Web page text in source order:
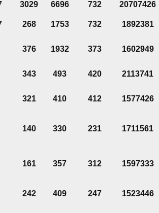
3029 6696 732
20707426
268 1753 732 1892381
376 1932 373 1602949
343 493 420 2113741
321 410 412 1577426
140 330 231 1711561
161 357 312 1597333
242 409 247 1523446